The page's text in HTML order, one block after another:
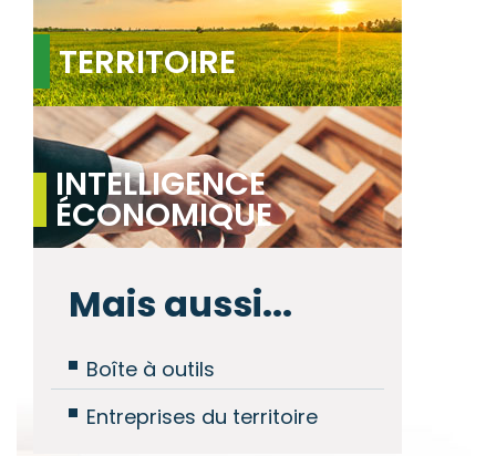
TERRITOIRE
INTELLIGENCE
ÉCONOMIQUE
Mais aussi...
Boîte à outils
Entreprises du territoire